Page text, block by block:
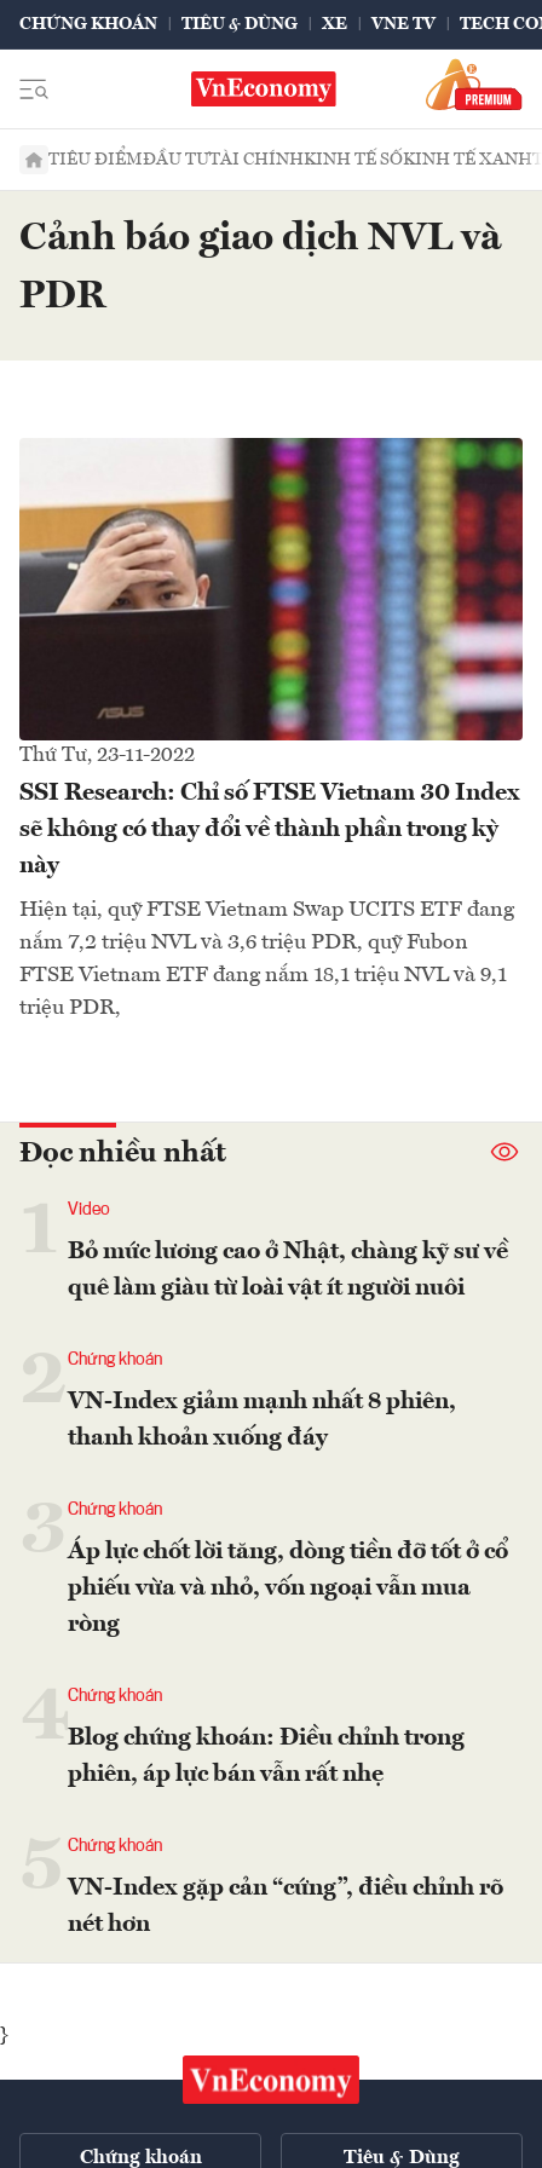
CHỨNG KHOÁN TIÊU & DÙNG XE VNE TV TECH
TIÊU ĐIỂMĐẦU TƯTÀI CHÍNHKINH TẾ SỐKINH TẾ XANH
Cảnh báo giao dịch NVL và
PDR
Thứ Tư, 23-11-2022
SSI Research: Chỉ số FTSE Vietnam 30 Index
sẽ không có thay đổi về thành phần trong kỳ
này
Hiện tại, quỹ FTSE Vietnam Swap UCITS ETF đang
nắm 7,2 triệu NVL và 3,6 triệu PDR, quỹ Fubon
FTSE Vietnam ETF đang nắm 18,1 triệu NVL và 9,1
triệu PDR,
Đọc nhiều nhất
Video
Bỏ mức lương cao ở Nhật, chàng kỹ sư về
quê làm giàu từ loài vật ít người nuôi
2Chứng khoán
VN-Index giảm mạnh nhất 8 phiên,
thanh khoản xuống đáy
Chứng khoán
Áp lực chốt lời tăng, dòng tiền đỡ tốt ở cổ
phiếu vừa và nhỏ, vốn ngoại vẫn mua
ròng
4Chứng khoán
Blog chứng khoán: Điều chỉnh trong
phiên, áp lực bán vẫn rất nhẹ
Chứng khoán
VN-Index gặp cản “cứng”, điều chỉnh rõ
nét hơn
}
Chứng khoán Tiêu & Dùng